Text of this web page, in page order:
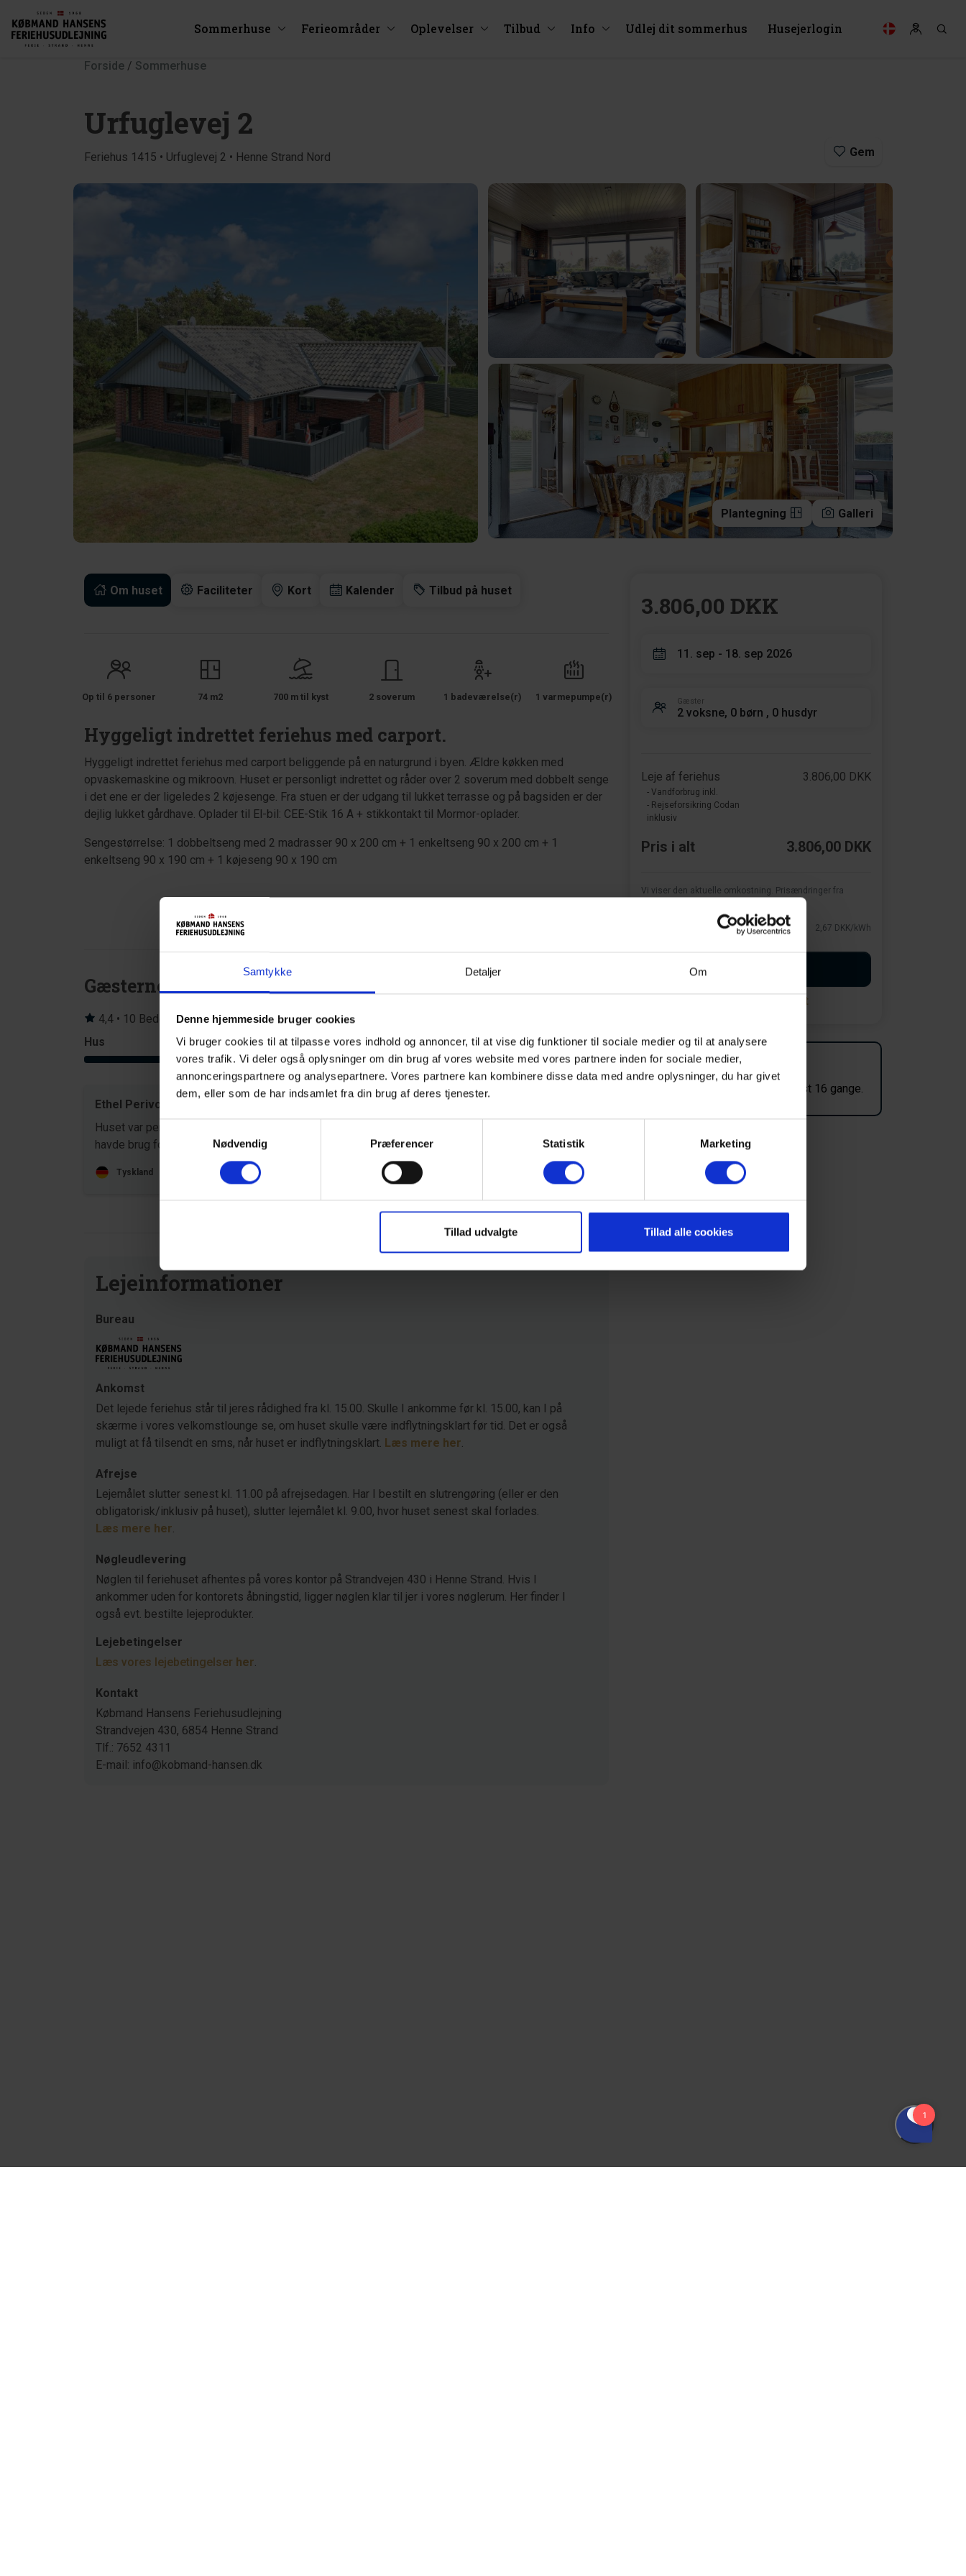
Samtykke Detaljer Om
Denne hjemmeside bruger cookies
Vi bruger cookies til at tilpasse vores indhold og annoncer, til at vise dig funktioner til sociale medier og til at analysere
vores trafik. Vi deler også oplysninger om din brug af vores website med vores partnere inden for sociale medier,
annonceringspartnere og analysepartnere. Vores partnere kan kombinere disse data med andre oplysninger, du har givet
dem, eller som de har indsamlet fra din brug af deres tjenester.
Nødvendig
Præferencer Statistik Marketing
Tillad udvalgte Tillad alle cookies
Sommerhuse Ferieområder Oplevelser Tilbud Info Udlej dit sommerhus Husejerlogin
Forside / Sommerhuse
Urfuglevej 2
Feriehus 1415 • Urfuglevej 2 • Henne Strand Nord Gem
Plantegning Galleri
Om huset Faciliteter Kort Kalender Tilbud på huset
Op til 6 personer 74 m2 700 m til kyst 2 soverum 1 badeværelse(r) 1 varmepumpe(r)
Hyggeligt indrettet feriehus med carport.
Hyggeligt indrettet feriehus med carport beliggende på en naturgrund i byen. Ældre køkken med
opvaskemaskine og mikroovn. Huset er personligt indrettet og råder over 2 soverum med dobbelt senge
i det ene er der ligeledes 2 køjesenge. Fra stuen er der udgang til lukket terrasse og på bagsiden er der
dejlig lukket gårdhave. Oplader til El-bil: CEE-Stik 16 A + stikkontakt til Mormor-oplader.
Sengestørrelse: 1 dobbeltseng med 2 madrasser 90 x 200 cm + 1 enkeltseng 90 x 200 cm + 1
enkeltseng 90 x 190 cm + 1 køjeseng 90 x 190 cm
Gæsterne siger
4,4 • 10 Bedømmelser
Hus
4,2
Grund
4,3
Område
4,7
Ethel Perivoitos
Huset var perfekt til os! Det havde alt, hvad vi
havde brug for.
Tyskland Oversat via AI - Vis original kommentar
Lejeinformationer
Bureau
Ankomst
Det lejede feriehus står til jeres rådighed fra kl. 15.00. Skulle I ankomme før kl. 15.00, kan I på
skærme i vores velkomstlounge se, om huset skulle være indflytningsklart før tid. Det er også
muligt at få tilsendt en sms, når huset er indflytningsklart. Læs mere her.
Afrejse
Lejemålet slutter senest kl. 11.00 på afrejsedagen. Har I bestilt en slutrengøring (eller er den
obligatorisk/inklusiv på huset), slutter lejemålet kl. 9.00, hvor huset senest skal forlades.
Læs mere her.
Nøgleudlevering
Nøglen til feriehuset afhentes på vores kontor på Strandvejen 430 i Henne Strand. Hvis I
ankommer uden for kontorets åbningstid, ligger nøglen klar til jer i vores nøglerum. Her finder I
også evt. bestilte lejeprodukter.
Lejebetingelser
Læs vores lejebetingelser her.
Kontakt
Købmand Hansens Feriehusudlejning
Strandvejen 430, 6854 Henne Strand
Tlf.: 7652 4311
E-mail: info@kobmand-hansen.dk
3.806,00 DKK
11. sep - 18. sep 2026
Gæster
2 voksne, 0 børn , 0 husdyr
Leje af feriehus
- Vandforbrug inkl.
- Rejseforsikring Codan
inklusiv
3.806,00 DKK
Pris i alt 3.806,00 DKK
Vi viser den aktuelle omkostning. Prisændringer fra
2,67 DKK/kWh
Opret en søgeagent
Ofte vist!
Dette hus er for nyligt blevet vist 16 gange.